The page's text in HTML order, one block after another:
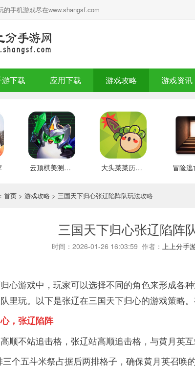
的手机游戏尽在www.shangsf.com
下载 应用下载 游戏攻略 游戏资讯
云顶棋美测服 最新版 大头菜菜历险记 好玩的
首页 > 游戏攻略 > 三国天下归心张辽陷阵队玩法攻略
三国天下归心张辽陷阵
时间：2026-01-26 16:03:59 作者： 上上分手
心游戏中，玩家可以选择不同的角色来形成各
里玩。以下是张辽在三国天下归心的游戏策略。
，张辽陷阵
顺不站追击格，张辽站高顺追击格，与黄月英互
个五斗米祭占据后两排格子，确保黄月英召唤